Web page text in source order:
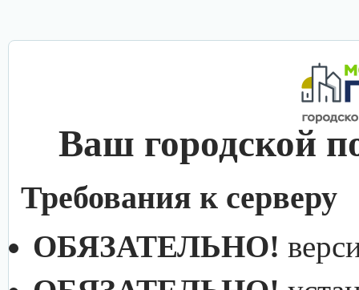
Ваш городской
Требования к серверу
ОБЯЗАТЕЛЬНО!